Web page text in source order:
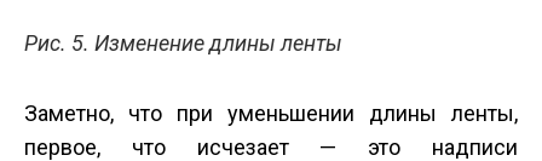
Рис. 5. Изменение длины ленты
Заметно, что при уменьшении длины ленты,
первое, что исчезает — это надписи